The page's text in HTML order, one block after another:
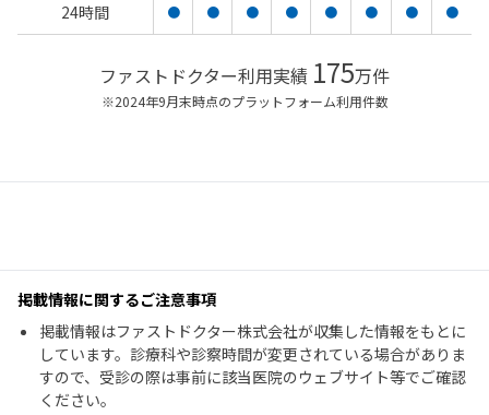
24時間
● ● ● ● ● ● ● ●
ファストドクター利用実績 175万件
※2024年9月末時点のプラットフォーム利用件数
掲載情報に関するご注意事項
掲載情報はファストドクター株式会社が収集した情報をもとに
しています。診療科や診察時間が変更されている場合がありま
すので、受診の際は事前に該当医院のウェブサイト等でご確認
ください。